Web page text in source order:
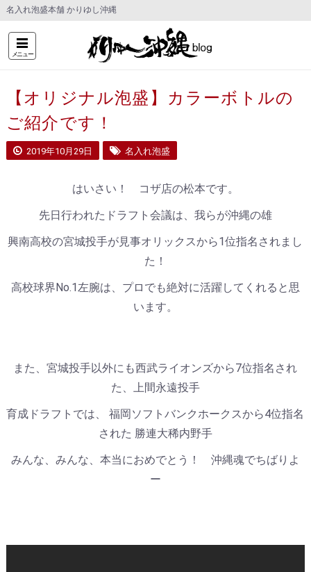
名入れ泡盛本舗 かりゆし沖縄
メニュー
【オリジナル泡盛】カラーボトルの
ご紹介です！
2019年10月29日 名入れ泡盛
はいさい！ コザ店の松本です。
先日行われたドラフト会議は、我らが沖縄の雄
興南高校の宮城投手が見事オリックスから1位指名されまし
た！
高校球界No.1左腕は、プロでも絶対に活躍してくれると思
います。
また、宮城投手以外にも西武ライオンズから7位指名され
た、上間永遠投手
育成ドラフトでは、 福岡ソフトバンクホークスから4位指名
された 勝連大稀内野手
みんな、みんな、本当におめでとう！ 沖縄魂でちばりよ
ー